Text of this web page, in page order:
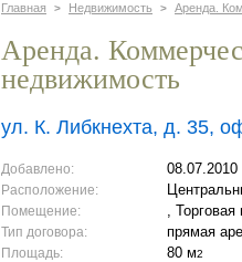
Главная > Недвижимость > Аренда.
Аренда.
недвижимость
ул. К. Либкнехта, д. 35,
Добавлено:
08.07.2010
Расположение:
Помещение:
,
Тип договора:
прямая
Площадь:
80 м2